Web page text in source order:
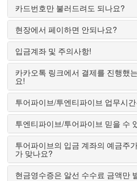
카드번호만 불러드려도 되나요?
현장에서 페이하면 안되나요?
입금계좌 및 주의사항!
카카오톡 링크에서 결제를 진행했
요!
투어파이브/투엔티파이브 업무시
투엔티파이브/투어파이브 믿을 수
투어파이브의 입금 계좌의 예금주
가 맞나요?
현금영수증은 알선 수수료 금액만